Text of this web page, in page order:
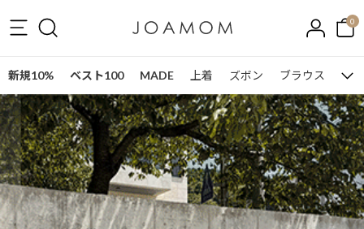
0
新規10% ベスト100 MADE 上着 ズボン ブラウス ワ